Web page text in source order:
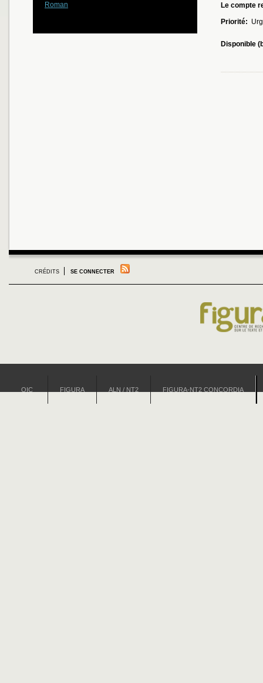
Le compte
Priorité:
Disponible
Roman
CRÉDITS SE CONNECTER
OIC FIGURA ALN / NT2 FIGURA-NT2 CONCORDIA